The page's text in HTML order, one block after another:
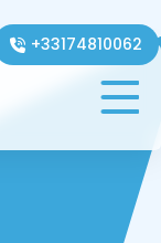
+33174810062
Español
Português